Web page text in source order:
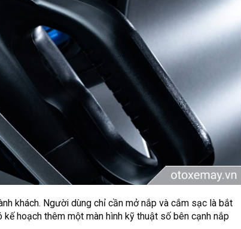
khách. Người dùng chỉ cần mở nắp và cắm sạc là bắt
hoạch thêm một màn hình kỹ thuật số bên cạnh nắp